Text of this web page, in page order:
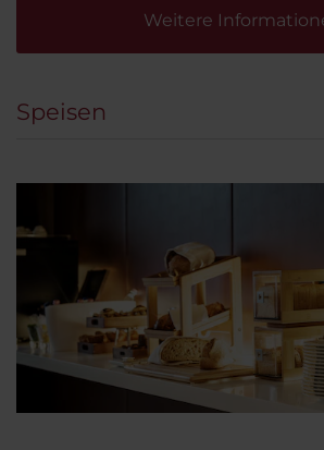
Weitere
Speisen